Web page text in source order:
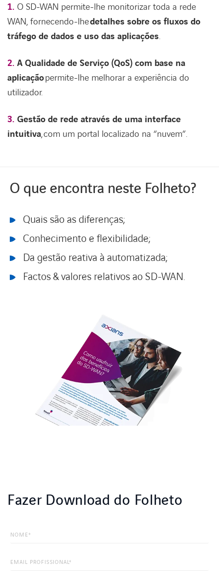
1. O SD-WAN permite-lhe monitorizar toda a rede
WAN, fornecendo-lhedetalhes sobre os fluxos do
tráfego de dados e uso das aplicações.
2. A Qualidade de Serviço (QoS) com base na
aplicaçãopermite-lhe melhorar a experiência do
utilizador.
3. Gestão de rede através de uma interface
intuitiva, com um portal localizado na “nuvem”.
O que encontra neste Folheto?
Quais são as diferenças;
Conhecimento e flexibilidade;
Da gestão reativa à automatizada;
Factos & valores relativos ao SD-WAN.
Fazer Download do Folheto